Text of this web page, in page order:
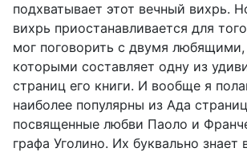
подхватывает этот вечный вихрь.
вихрь приостанавливается для
мог поговорить с двумя любящими,
которыми составляет одну из
страниц его книги. И вообще я
наиболее популярны из Ада
посвященные любви Паоло и
графа Уголино. Их буквально знает